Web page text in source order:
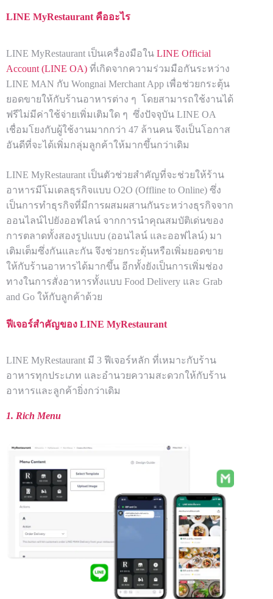
LINE MyRestaurant คืออะไร
LINE MyRestaurant เป็นเครื่องมือใน LINE Official
Account (LINE OA) ที่เกิดจากความร่วมมือกันระหว่าง
LINE MAN กับ Wongnai Merchant App เพื่อช่วยกระตุ้น
ยอดขายให้กับร้านอาหารต่าง ๆ โดยสามารถใช้งานได้
ฟรีไม่มีค่าใช้จ่ายเพิ่มเติมใด ๆ ซึ่งปัจจุบัน LINE OA
เชื่อมโยงกับผู้ใช้งานมากกว่า 47 ล้านคน จึงเป็นโอกาส
อันดีที่จะได้เพิ่มกลุ่มลูกค้าให้มากขึ้นกว่าเดิม
LINE MyRestaurant เป็นตัวช่วยสำคัญที่จะช่วยให้ร้าน
อาหารมีโมเดลธุรกิจแบบ O2O (Offline to Online) ซึ่ง
เป็นการทำธุรกิจที่มีการผสมผสานกันระหว่างธุรกิจจาก
ออนไลน์ไปยังออฟไลน์ จากการนำคุณสมบัติเด่นของ
การตลาดทั้งสองรูปแบบ (ออนไลน์ และออฟไลน์) มา
เติมเต็มซึ่งกันและกัน จึงช่วยกระตุ้นหรือเพิ่มยอดขาย
ให้กับร้านอาหารได้มากขึ้น อีกทั้งยังเป็นการเพิ่มช่อง
ทางในการสั่งอาหารทั้งแบบ Food Delivery และ Grab
and Go ให้กับลูกค้าด้วย
ฟีเจอร์สำคัญของ LINE MyRestaurant
LINE MyRestaurant มี 3 ฟีเจอร์หลัก ที่เหมาะกับร้าน
อาหารทุกประเภท และอำนวยความสะดวกให้กับร้าน
อาหารและลูกค้ายิ่งกว่าเดิม
1. Rich Menu